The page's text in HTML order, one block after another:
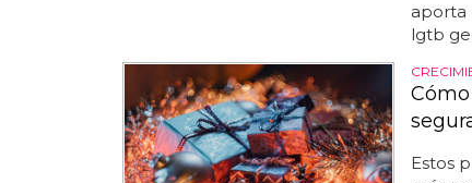
aporta
lgtb
Estos